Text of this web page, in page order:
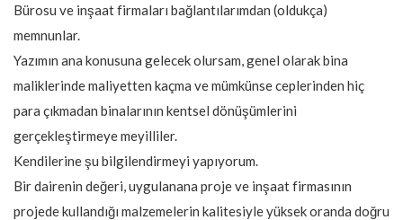
Bürosu ve inşaat firmaları bağlantılarımdan (oldukça)
memnunlar.
Yazımın ana konusuna gelecek olursam, genel olarak bina
maliklerinde maliyetten kaçma ve mümkünse ceplerinden hiç
para çıkmadan binalarının kentsel dönüşümlerini
gerçekleştirmeye meyilliler.
Kendilerine şu bilgilendirmeyi yapıyorum.
Bir dairenin değeri, uygulanana proje ve inşaat firmasının
projede kullandığı malzemelerin kalitesiyle yüksek oranda doğru